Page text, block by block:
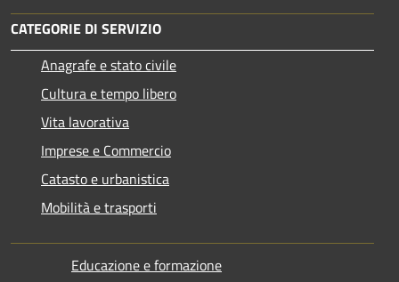
CATEGORIE DI SERVIZIO
Anagrafe e stato civile
Cultura e tempo libero
Vita lavorativa
Imprese e Commercio
Catasto e urbanistica
Mobilità e trasporti
Educazione e formazione